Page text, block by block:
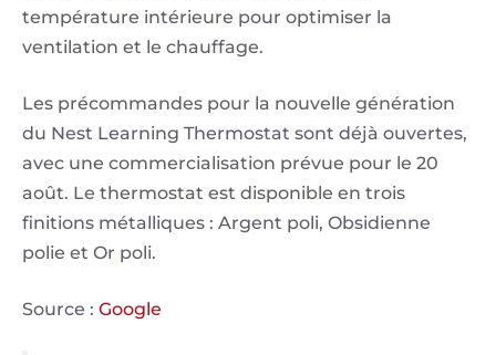
température intérieure pour optimiser la
ventilation et le chauffage.
Les précommandes pour la nouvelle génération
du Nest Learning Thermostat sont déjà ouvertes,
avec une commercialisation prévue pour le 20
août. Le thermostat est disponible en trois
finitions métalliques : Argent poli, Obsidienne
polie et Or poli.
Source : Google